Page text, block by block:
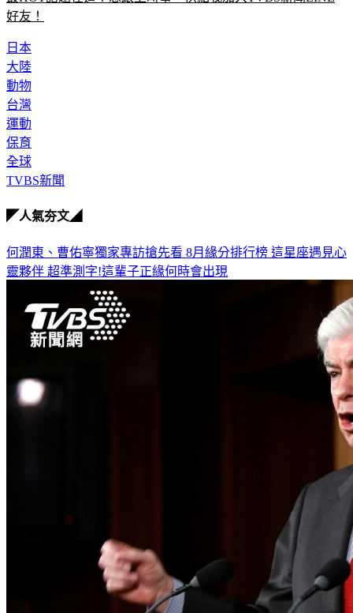
最HOT話題在這！想跟上時事，快點我加入TVBS新聞LINE
日本
大陸
動物
台灣
運動
保育
全球
何潤東、曹佑寧獨家專訪搶先看8月緣分排行榜 這星座遇見心
超準測字!這輩子正緣何時會出現